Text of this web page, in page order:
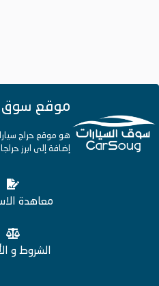
موقع سوق
هو موقع حراج
إضافة إلى ابرز
معاهدة
الشروط و